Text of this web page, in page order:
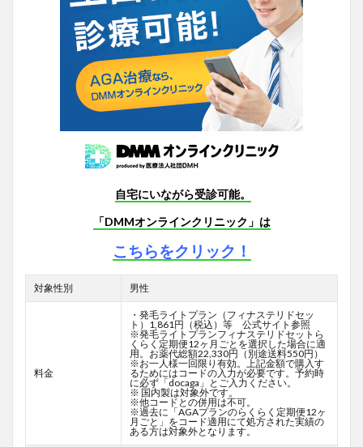
自宅にいながら受診可能。
「DMMオンラインクリニック」は
こちらをクリック！
対象性別 男性
料金
・発毛ライトプラン（フィナステリドセッ
ト）1,861円（税込）等 公式サイト参照
※発毛ライトプランフィナステリドセットら
くらく定期便12ヶ月ごとを選択した場合に適
用。お薬代総額22,330円（別途送料550円）
※お一人様一回限り有効。上記金額で購入す
るためにはコードの入力が必要です。予約時
に必ず「docaga」とご入力ください。
※ 国内製は対象外です。
※他コードとの併用は不可。
※過去に「AGAプランのらくらく定期便12ヶ
月ごと」をコード適用にて処方された実績の
ある方は対象外となります。